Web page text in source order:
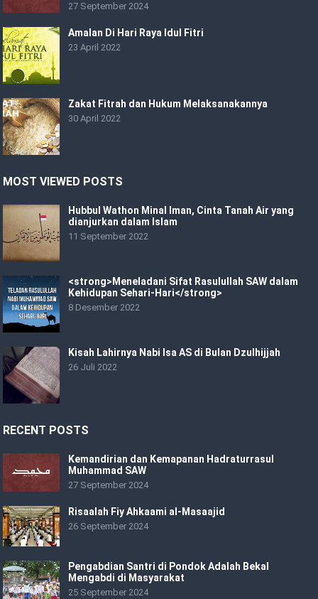
27 September 2024
Amalan Di Hari Raya Idul Fitri
23 April 2022
Zakat Fitrah dan Hukum Melaksanakannya
30 April 2022
MOST VIEWED POSTS
Hubbul Wathon Minal Iman, Cinta Tanah Air yang
dianjurkan dalam Islam
11 September 2022
<strong>Meneladani Sifat Rasulullah SAW dalam
Kehidupan Sehari-Hari</strong>
8 Desember 2022
Kisah Lahirnya Nabi Isa AS di Bulan Dzulhijjah
26 Juli 2022
RECENT POSTS
Kemandirian dan Kemapanan Hadraturrasul
Muhammad SAW
27 September 2024
Risaalah Fiy Ahkaami al-Masaajid
26 September 2024
Pengabdian Santri di Pondok Adalah Bekal
Mengabdi di Masyarakat
25 September 2024